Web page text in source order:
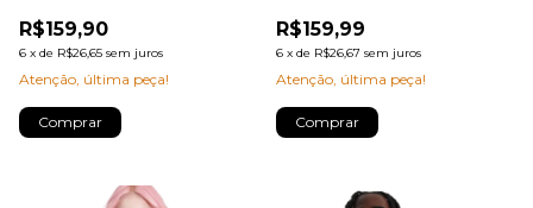
R$159,90
6 x de R$26,65 sem juros
Atenção, última peça!
Comprar
R$159,99
6 x de R$26,67 sem juros
Atenção, última peça!
Comprar